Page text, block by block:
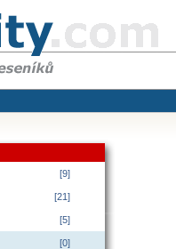
[9]
[21]
[5]
[0]